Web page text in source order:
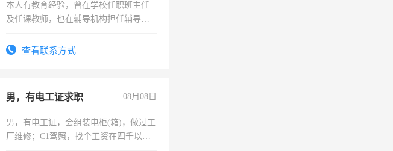
本人有教育经验，曾在学校任职班主任
及任课教师，也在辅导机构担任辅导教
查看联系方式
男，有电工证求职 08月08日
男，有电工证，会组装电柜(箱)，做过工
厂维修；C1驾照，找个工资在四千以